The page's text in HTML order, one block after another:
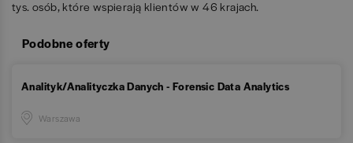
tys. osób, które wspierają klientów w 46 krajach.
Podobne oferty
Analityk/Analityczka Danych - Forensic Data Analytics
Warszawa